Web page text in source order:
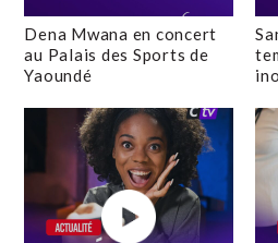
Dena Mwana en concert
au Palais des Sports de
Yaoundé